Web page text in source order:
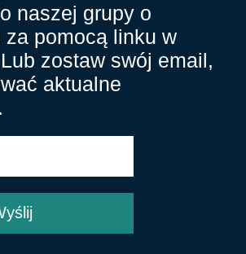
naszej grupy o
za pomocą linku w
Lub zostaw swój email,
aktualne